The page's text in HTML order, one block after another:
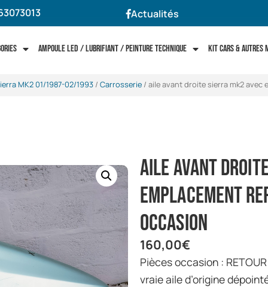
Actualités
Ampoule LED / Lubrifiant / Peinture technique Kit cars & autres
MK2 01/1987-02/1993/ Carrosserie/ aile avant droite sierra mk2 avec
aile avant
emplacement
occasion
160,00€
pièces occasion : RETOUR
vraie aile d’origine